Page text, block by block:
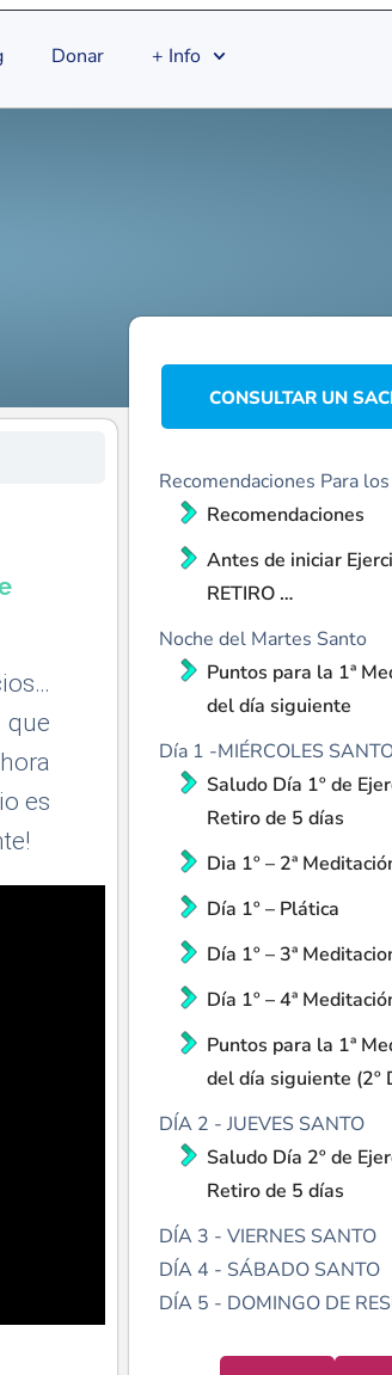
Donar + Info
es
CONSULTAR UN
Recomendaciones Para
Recomendaciones
Antes de iniciar
RETIRO …
Noche del Martes Santo
Puntos para la 1ª
del día siguiente
Día 1 -MIÉRCOLES
Saludo Día 1º de
Retiro de 5 días
Dia 1º – 2ª
Día 1º – Plática
Día 1º – 3ª
Día 1º – 4ª
Puntos para la 1ª
del día siguiente (2º
DÍA 2 - JUEVES SANTO
Saludo Día 2º de
Retiro de 5 días
DÍA 3 - VIERNES SANTO
DÍA 4 - SÁBADO SANTO
DÍA 5 - DOMINGO DE